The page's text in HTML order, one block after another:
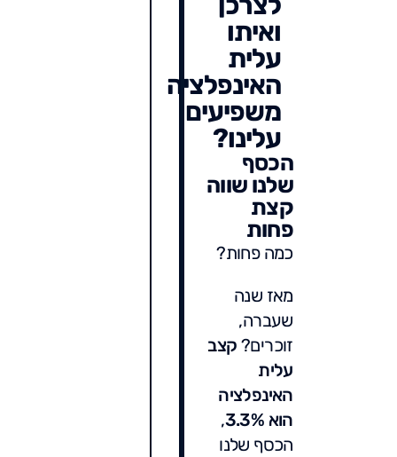
ואיתו
עלית
האינפלציה
משפיעים
עלינו?
הכסף
שלנו שווה
קצת
פחות
כמה פחות?
מאז שנה
שעברה,
זוכרים? קצב
עלית
האינפלציה
הוא 3.3%
,
הכסף שלנו